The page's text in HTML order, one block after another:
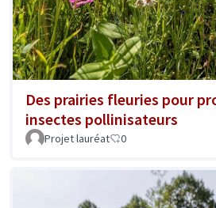
Des prairies fleuries pour
insectes pollinisateurs
Projet lauréat 0